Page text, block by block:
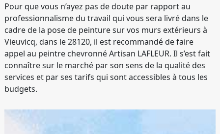
Pour que vous n’ayez pas de doute par rapport au
professionnalisme du travail qui vous sera livré dans le
cadre de la pose de peinture sur vos murs extérieurs à
Vieuvicq, dans le 28120, il est recommandé de faire
appel au peintre chevronné Artisan LAFLEUR. Il s’est fait
connaître sur le marché par son sens de la qualité des
services et par ses tarifs qui sont accessibles à tous les
budgets.